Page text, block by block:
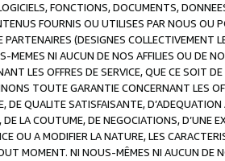
FONCTIONS, DOCUMENTS,
FOURNIS OU UTILISES PAR NOUS OU
PARTENAIRES (DESIGNES COLLECTIVEMENT
MEMES NI AUCUN DE NOS AFFILIES OU DE
LES OFFRES DE SERVICE, QUE CE SOIT
TOUTE GARANTIE CONCERNANT LES
DE QUALITE SATISFAISANTE,
DE LA COUTUME, DE NEGOCIATIONS, D’UNE
OU A MODIFIER LA NATURE, LES
MOMENT. NI NOUS-MÊMES NI AUCUN DE